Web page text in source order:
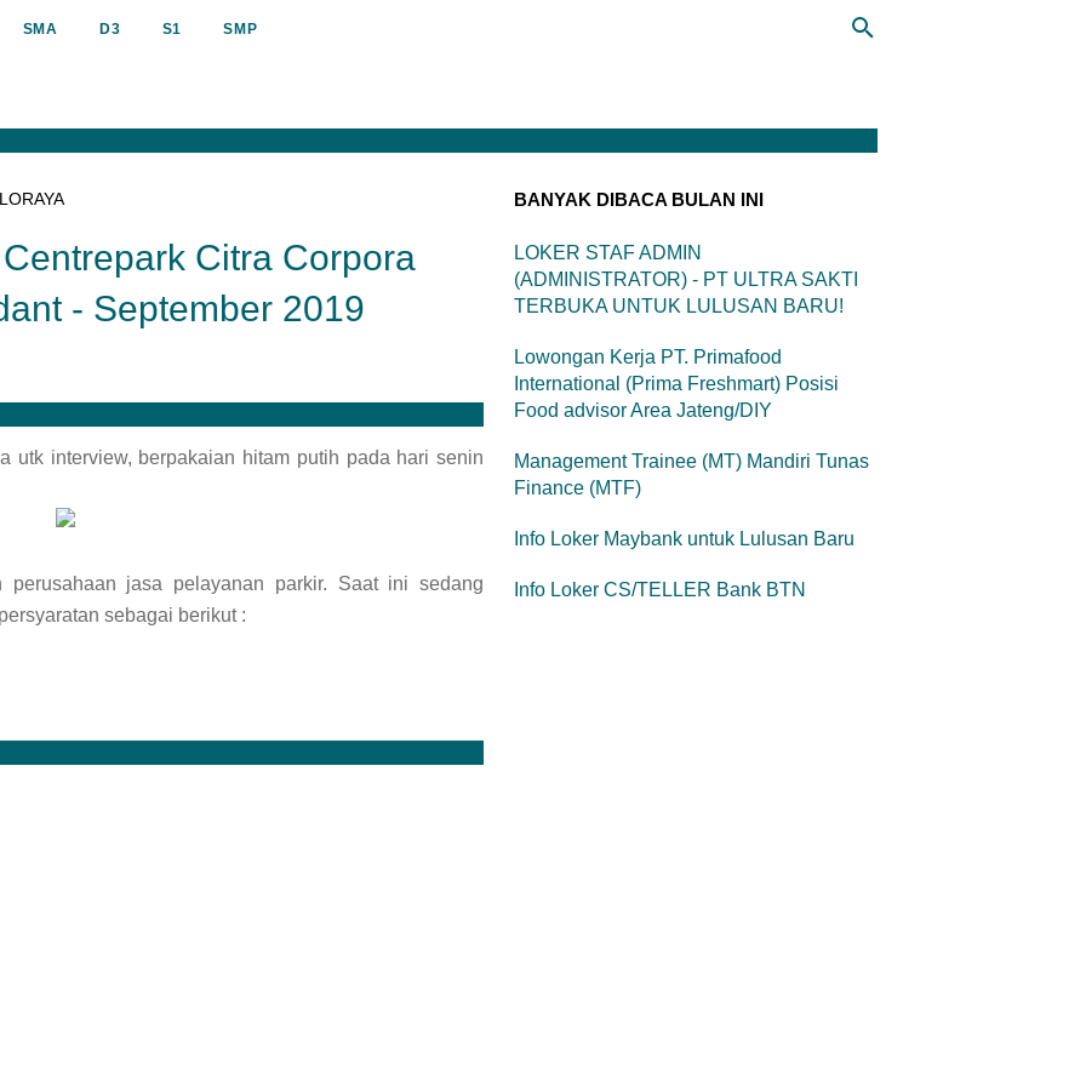
SMA D3 S1 SMP
Citra Corpora
- September 2019
utk interview, berpakaian hitam putih pada hari senin
perusahaan jasa pelayanan parkir. Saat ini sedang
sebagai berikut :
BANYAK DIBACA BULAN INI
LOKER STAF ADMIN
(ADMINISTRATOR) - PT ULTRA SAKTI
TERBUKA UNTUK LULUSAN BARU!
Lowongan Kerja PT. Primafood
International (Prima Freshmart) Posisi
Food advisor Area Jateng/DIY
Management Trainee (MT) Mandiri Tunas
Finance (MTF)
Info Loker Maybank untuk Lulusan Baru
Info Loker CS/TELLER Bank BTN